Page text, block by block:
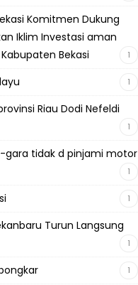
Komitmen Dukung
Iklim Investasi aman
Bekasi
1
1
Riau Dodi Nefeldi
1
gara tidak d pinjami motor
1
1
Turun Langsung
1
1